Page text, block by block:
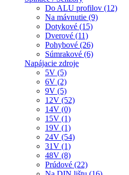
Do ALU profilov (12)
Na mávnutie (9)
Dotykové (15)
Dverové (11)
Pohybové (26)
Súmrakové (6)
Napájacie zdroje
5V (5)
6V (2)
9V (5)
12V (52)
14V (0)
15V (1)
19V (1)
24V (54)
31V (1)
48V (8)
Prúdové (22)